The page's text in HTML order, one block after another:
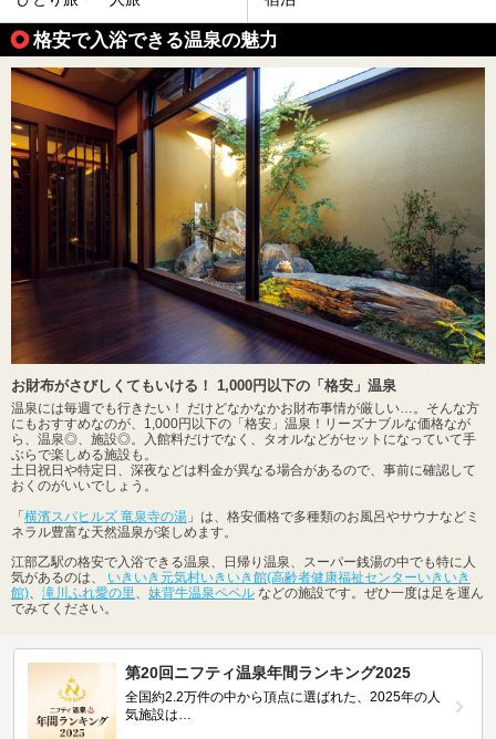
格安で入浴できる温泉の魅力
お財布がさびしくてもいける！ 1,000円以下の「格安」温泉
温泉には毎週でも行きたい！ だけどなかなかお財布事情が厳しい…。そんな方
にもおすすめなのが、1,000円以下の「格安」温泉！リーズナブルな価格なが
ら、温泉◎、施設◎。入館料だけでなく、タオルなどがセットになっていて手
ぶらで楽しめる施設も。
土日祝日や特定日、深夜などは料金が異なる場合があるので、事前に確認して
おくのがいいでしょう。
「横濱スパヒルズ 竜泉寺の湯 」は、格安価格で多種類のお風呂やサウナなどミ
ネラル豊富な天然温泉が楽しめます。
江部乙駅の格安で入浴できる温泉、日帰り温泉、スーパー銭湯の中でも特に人
気があるのは、 いきいき元気村いきいき館(高齢者健康福祉センターいきいき
館)、 滝川ふれ愛の里、 妹背牛温泉ペペル などの施設です。ぜひ一度は足を運ん
でみてください。
第20回ニフティ温泉年間ランキング2025
全国約2.2万件の中から頂点に選ばれた、2025年の人
気施設は…